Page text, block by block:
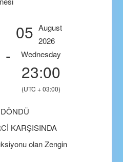
-
05 August
2026
Wednesday
23:00
(UTC + 03:00)
KARŞISINDA
olan Zengin